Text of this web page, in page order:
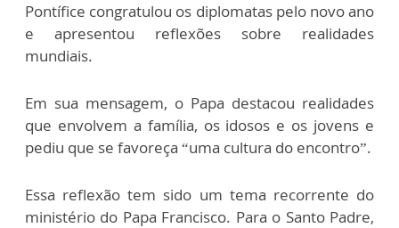
Pontífice congratulou os diplomatas pelo novo ano
e apresentou reflexões sobre realidades
mundiais.
Em sua mensagem, o Papa destacou realidades
que envolvem a família, os idosos e os jovens e
pediu que se favoreça “uma cultura do encontro”.
Essa reflexão tem sido um tema recorrente do
ministério do Papa Francisco. Para o Santo Padre,